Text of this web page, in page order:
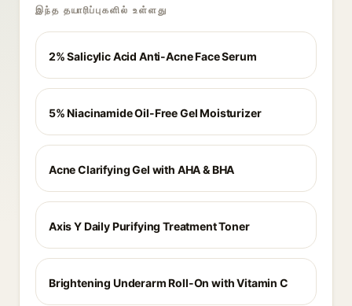
இந்த தயாரிப்புகளில் உள்ளது
2% Salicylic Acid Anti-Acne Face Serum
5% Niacinamide Oil-Free Gel Moisturizer
Acne Clarifying Gel with AHA & BHA
Axis Y Daily Purifying Treatment Toner
Brightening Underarm Roll-On with Vitamin C